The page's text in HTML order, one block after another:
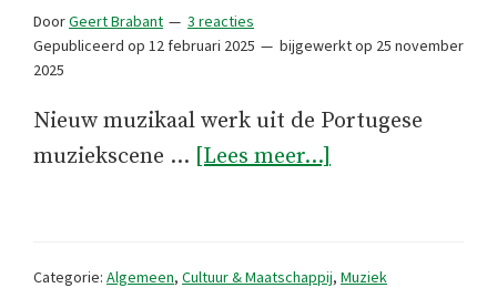
DoorGeert Brabant
3 reacties
Gepubliceerd op 12 februari 2025 bijgewerkt op 25 november
2025
Nieuw muzikaal werk uit de Portugese
muziekscene … [Lees meer...]
Categorie: Algemeen, Cultuur & Maatschappij, Muziek